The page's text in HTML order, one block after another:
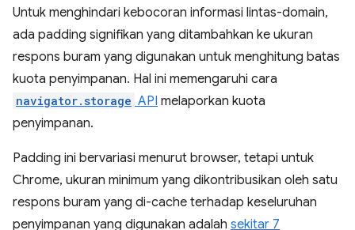
Untuk menghindari kebocoran informasi lintas-domain,
ada padding signifikan yang ditambahkan ke ukuran
respons buram yang digunakan untuk menghitung batas
kuota penyimpanan. Hal ini memengaruhi cara
navigator.storage API melaporkan kuota
penyimpanan.
Padding ini bervariasi menurut browser, tetapi untuk
Chrome, ukuran minimum yang dikontribusikan oleh satu
respons buram yang di-cache terhadap keseluruhan
penyimpanan yang digunakan adalah sekitar 7